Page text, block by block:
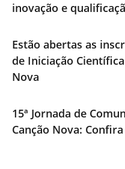
inovação e
Estão abertas as
de Iniciação
Nova
15ª Jornada de
Canção Nova: